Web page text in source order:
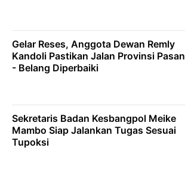
Gelar Reses, Anggota Dewan Remly
Kandoli Pastikan Jalan Provinsi Pasan
- Belang Diperbaiki
Sekretaris Badan Kesbangpol Meike
Mambo Siap Jalankan Tugas Sesuai
Tupoksi